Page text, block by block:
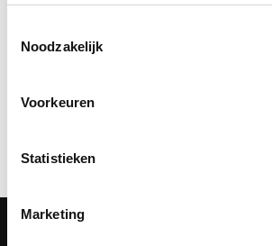
Noodzakelijk
Voorkeuren
Statistieken
Marketing